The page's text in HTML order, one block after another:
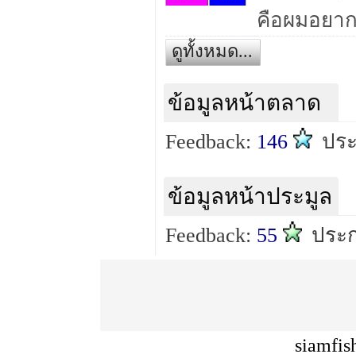
ดูทั้งหมด...
ข้อมูลหน้าตลาด
Feedback: 146 ปร
ข้อมูลหน้าประมูล
Feedback: 55 ปร